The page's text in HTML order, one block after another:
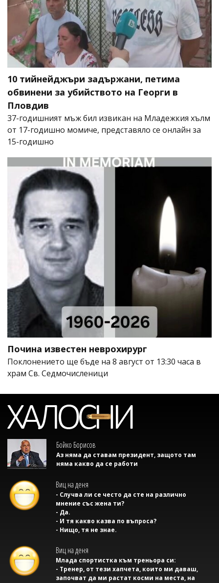
10 тийнейджъри задържани, петима
обвинени за убийството на Георги в
Пловдив
37-годишният мъж бил извикан на Младежкия хълм
от 17-годишно момиче, представяло се онлайн за
15-годишно
Почина известен неврохирург
Поклонението ще бъде на 8 август от 13:30 часа в
храм Св. Седмочисленици
Бойко Борисов
Аз няма да ставам президент, защото там
няма какво да се работи
Виц на деня
- Случва ли се често да сте на различно
мнение със жена ти?
- Да.
- И тя какво казва по въпроса?
- Нищо, тя не знае.
Виц на деня
Млада спортистка към треньора си:
- Тренер, от тези хапчета, които ми даваш,
започват да ми растат косми на места, на